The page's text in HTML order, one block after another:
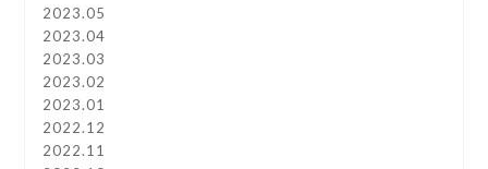
2023.05
2023.04
2023.03
2023.02
2023.01
2022.12
2022.11